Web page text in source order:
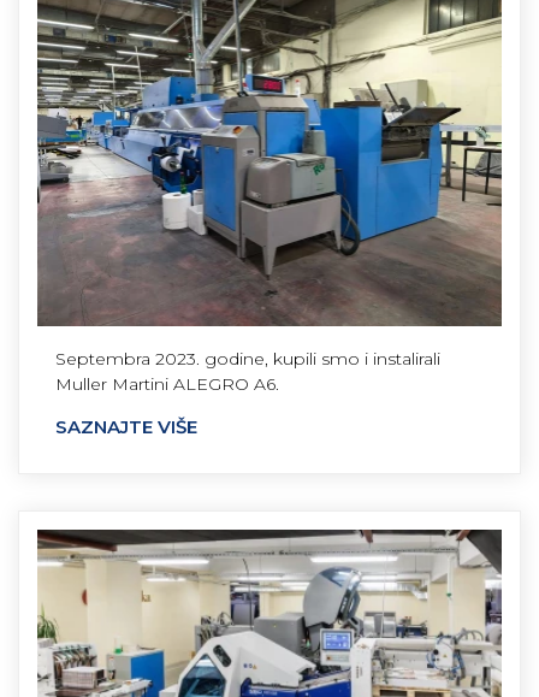
Septembra 2023. godine, kupili smo i instalirali
Muller Martini ALEGRO A6.
SAZNAJTE VIŠE